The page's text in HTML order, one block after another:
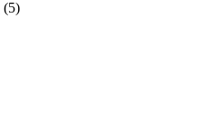
(5)